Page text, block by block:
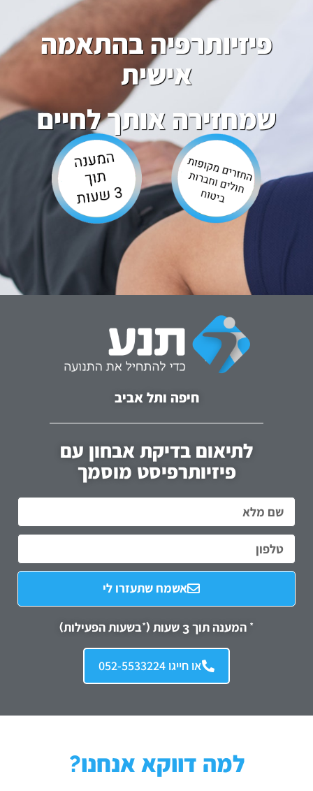
פיזיותרפיה בהתאמה
אישית
שמחזירה אותך לחיים
חיפה ותל אביב
לתיאום בדיקת אבחון עם
פיזיותרפיסט מוסמך
אשמח שתעזרו לי
* המענה תוך 3 שעות (*בשעות הפעילות)
או חייגו 052-5533224
למה דווקא אנחנו?